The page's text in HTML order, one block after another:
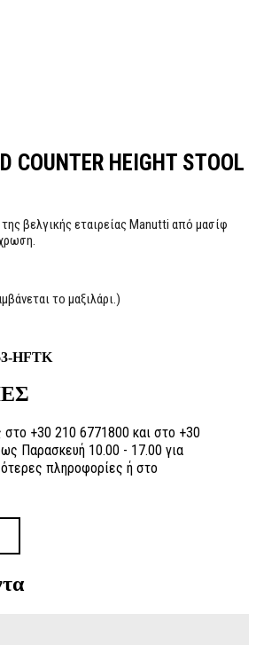
COUNTER HEIGHT STOOL
βελγικής εταιρείας Manutti από μασίφ
το μαξιλάρι.)
HFTK
στο +30 210 6771800 και στο +30
Παρασκευή 10.00 - 17.00 για
πληροφορίες ή στο